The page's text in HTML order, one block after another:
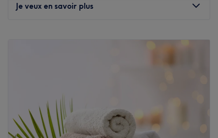
Je veux en savoir plus
–20:00
Dimanche
Atlas RSB est un barbershop situé à Avignon,. Ambiance